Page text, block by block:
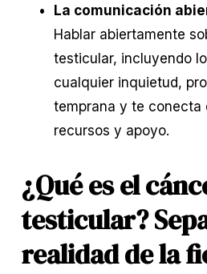
La comunicación
Hablar abiertamente
testicular, incluyendo
cualquier inquietud,
temprana y te conecta
recursos y apoyo.
¿Qué es el
testicular?
realidad de la